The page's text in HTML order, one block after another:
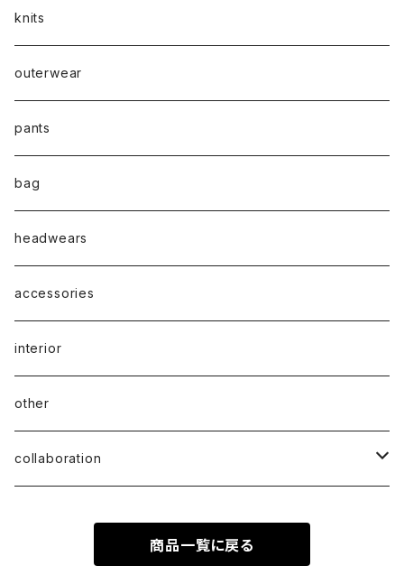
knits
outerwear
pants
bag
headwears
accessories
interior
other
collaboration
ciatre × have a good time
商品一覧に戻る